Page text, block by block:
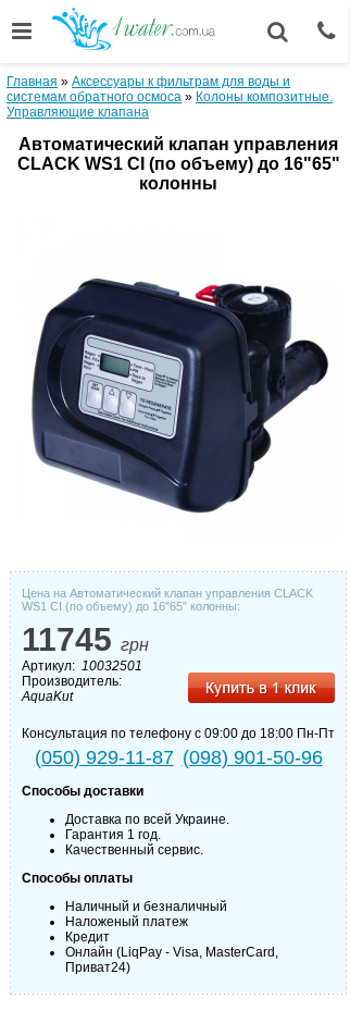
Главная » Аксессуары к фильтрам для воды и
системам обратного осмоса » Колоны композитные.
Управляющие клапана
Автоматический клапан управления
CLACK WS1 CI (по объему) до 16"65"
колонны
Цена на Автоматический клапан управления CLACK
WS1 CI (по объему) до 16"65" колонны:
11745 грн
Артикул: 10032501
Производитель:
AquaKut
Консультация по телефону с 09:00 до 18:00 Пн-Пт
(050) 929-11-87 (098) 901-50-96
Способы доставки
Доставка по всей Украине.
Гарантия 1 год.
Качественный сервис.
Способы оплаты
Наличный и безналичный
Наложеный платеж
Кредит
Онлайн (LiqPay - Visa, MasterCard,
Приват24)